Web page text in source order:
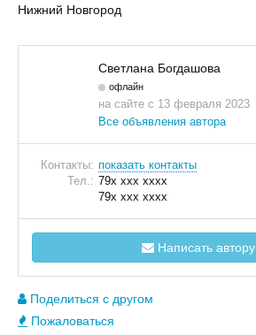
Нижний Новгород
Светлана Богдашова
офлайн
на сайте с 13 февраля 2023
Все объявления автора
Контакты: показать контакты
Тел.: 79x xxx xxxx
79x xxx xxxx
Написать автору
Поделиться с другом
Пожаловаться